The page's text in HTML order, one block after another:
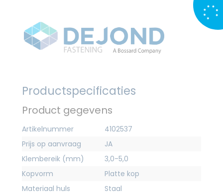
Productspecificaties
Product gegevens
Artikelnummer
4102537
Prijs op aanvraag
JA
Klembereik (mm)
3,0-5,0
Kopvorm
Platte kop
Materiaal huls
Staal